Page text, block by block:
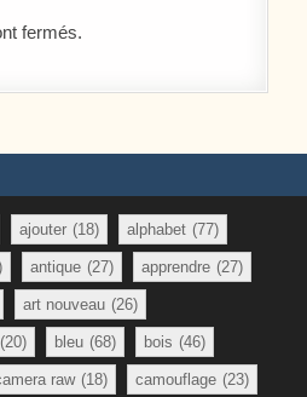
fermés.
ajouter (18) alphabet (77)
antique (27) apprendre (27)
art nouveau (26)
(20) bleu (68) bois (46)
raw (18) camouflage (23)